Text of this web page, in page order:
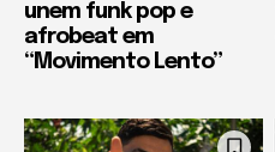
unem funk pop e
afrobeat em
“Movimento Lento”